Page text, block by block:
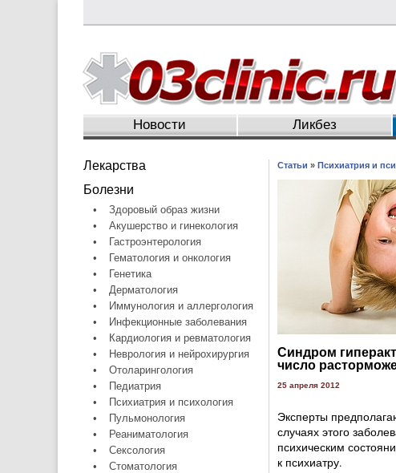
Новости Ликбез
Лекарства
Болезни
•
Здоровый образ жизни
•
Акушерство и гинекология
•
Гастроэнтерология
•
Гематология и онкология
•
Генетика
•
Дерматология
•
Иммунология и аллергология
•
Инфекционные заболевания
•
Кардиология и ревматология
•
Неврология и нейрохирургия
•
Отоларингология
•
Педиатрия
•
Психиатрия и психология
•
Пульмонология
•
Реаниматология
•
Сексология
•
Стоматология
Статьи » Психиатрия и
Синдром
число
25 апреля 2012
Эксперты
случаях этого
психическим
к психиатру.